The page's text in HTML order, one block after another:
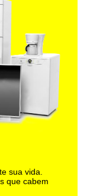
sua vida.
que cabem